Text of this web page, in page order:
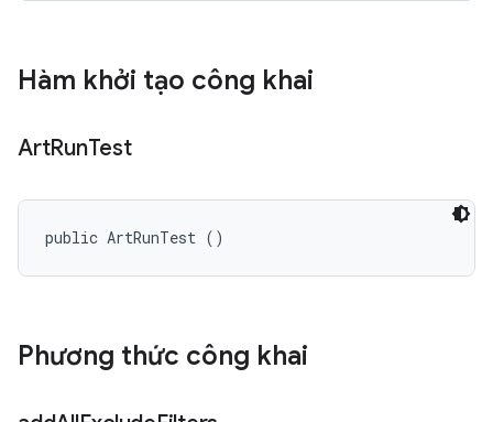
Hàm khởi tạo công khai
ArtRunTest
public ArtRunTest ()
Phương thức công khai